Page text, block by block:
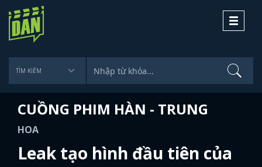
Toggle
CUỒNG PHIM HÀN - TRUNG
HOA
Leak tạo hình đầu tiên của